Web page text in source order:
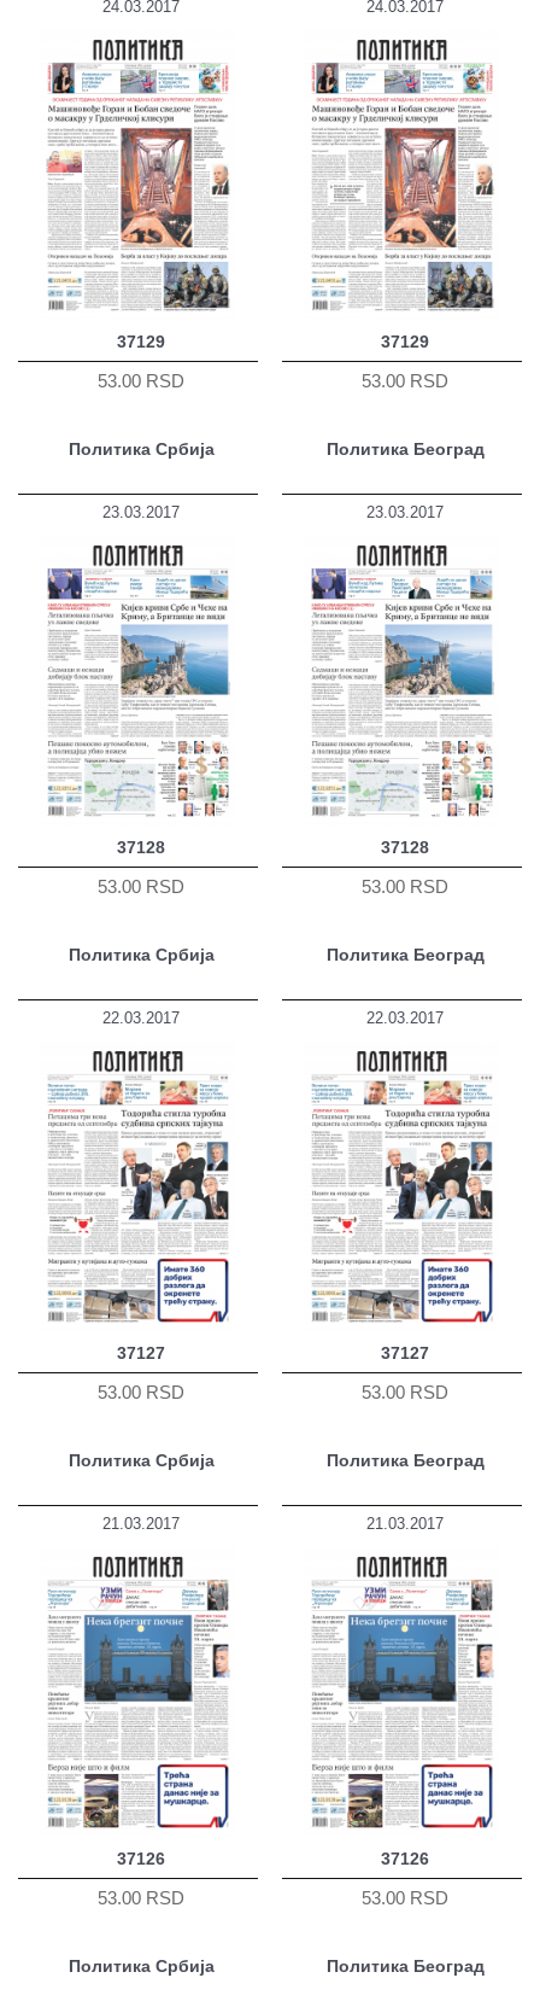
24.03.2017
37129
53.00 RSD
24.03.2017
37129
53.00 RSD
Политика Србија
23.03.2017
37128
53.00 RSD
Политика Београд
23.03.2017
37128
53.00 RSD
Политика Србија
22.03.2017
37127
53.00 RSD
Политика Београд
22.03.2017
37127
53.00 RSD
Политика Србија
21.03.2017
37126
53.00 RSD
Политика Београд
21.03.2017
37126
53.00 RSD
Политика Србија Политика Београд